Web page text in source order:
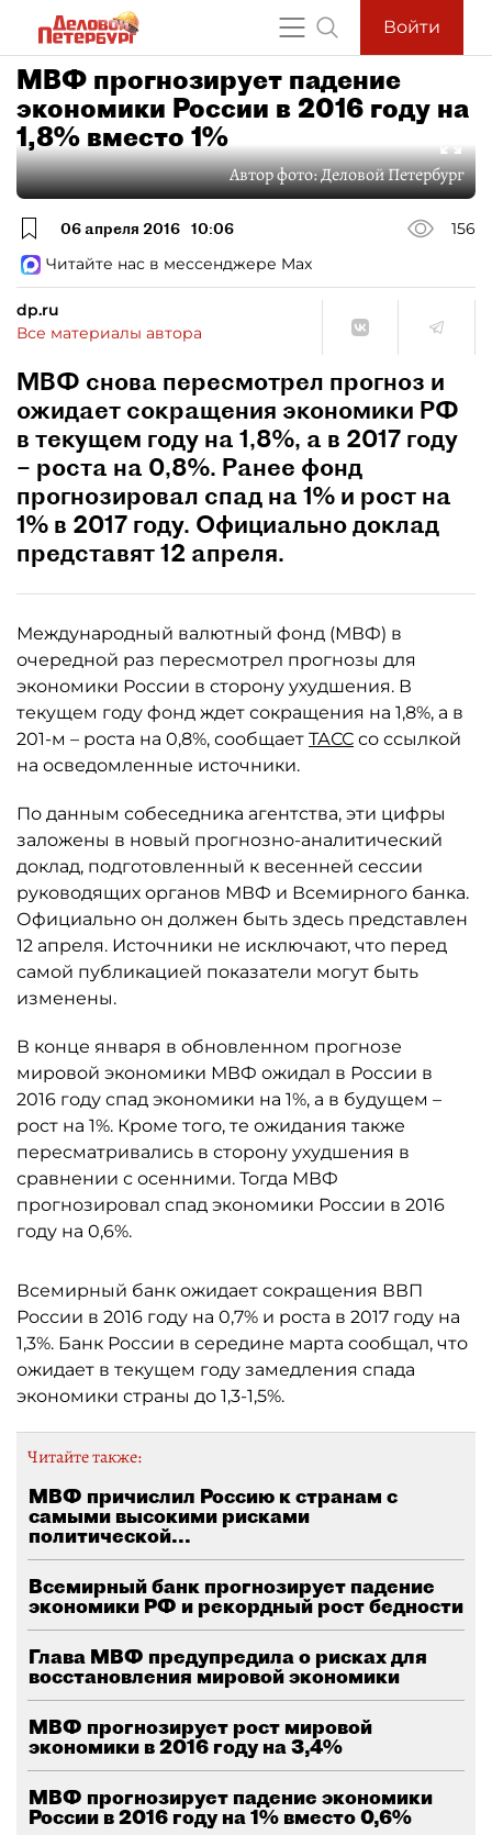
Войти
МВФ прогнозирует падение
экономики России в 2016 году на
1,8% вместо 1%
Автор фото:Деловой Петербург
06 апреля 2016 10:06
156
Читайте нас в мессенджере Max
dp.ru
Все материалы автора
МВФ снова пересмотрел прогноз и
ожидает сокращения экономики РФ
в текущем году на 1,8%, а в 2017 году
– роста на 0,8%. Ранее фонд
прогнозировал спад на 1% и рост на
1% в 2017 году. Официально доклад
представят 12 апреля.
Международный валютный фонд (МВФ) в
очередной раз пересмотрел прогнозы для
экономики России в сторону ухудшения. В
текущем году фонд ждет сокращения на 1,8%, а в
201-м – роста на 0,8%, сообщает ТАСС со ссылкой
на осведомленные источники.
По данным собеседника агентства, эти цифры
заложены в новый прогнозно-аналитический
доклад, подготовленный к весенней сессии
руководящих органов МВФ и Всемирного банка.
Официально он должен быть здесь представлен
12 апреля. Источники не исключают, что перед
самой публикацией показатели могут быть
изменены.
В конце января в обновленном прогнозе
мировой экономики МВФ ожидал в России в
2016 году спад экономики на 1%, а в будущем –
рост на 1%. Кроме того, те ожидания также
пересматривались в сторону ухудшения в
сравнении с осенними. Тогда МВФ
прогнозировал спад экономики России в 2016
году на 0,6%.
Всемирный банк ожидает сокращения ВВП
России в 2016 году на 0,7% и роста в 2017 году на
1,3%. Банк России в середине марта сообщал, что
ожидает в текущем году замедления спада
экономики страны до 1,3-1,5%.
Читайте также:
МВФ причислил Россию к странам с
самыми высокими рисками
политической...
Всемирный банк прогнозирует падение
экономики РФ и рекордный рост бедности
Глава МВФ предупредила о рисках для
восстановления мировой экономики
МВФ прогнозирует рост мировой
экономики в 2016 году на 3,4%
МВФ прогнозирует падение экономики
России в 2016 году на 1% вместо 0,6%